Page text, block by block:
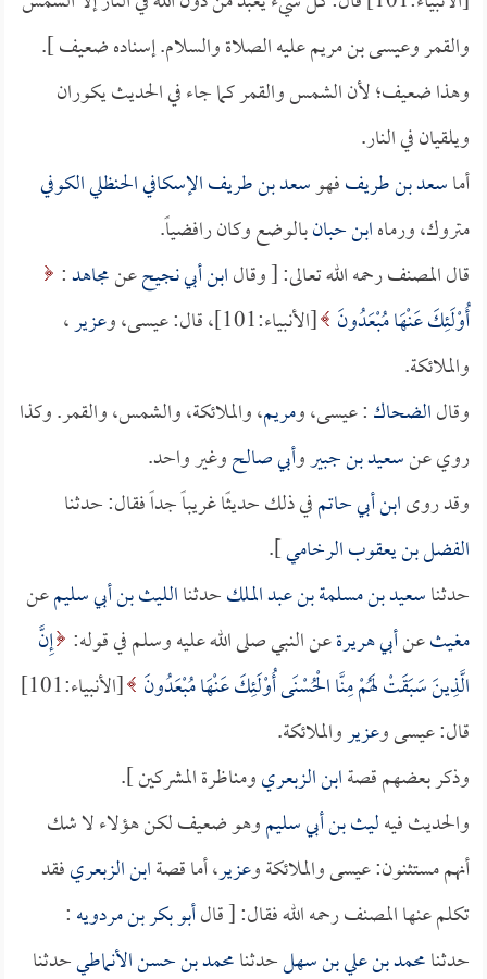
والقمر وعيسى بن مريم عليه الصلاة والسلام. إسناده ضعيف ].
وهذا ضعيف؛ لأن الشمس والقمر كما جاء في الحديث يكوران
ويلقيان في النار.
أماسعد بن طريففهوسعد بن طريف الإسكافي الحنظلي الكوفي
متروك، ورماهابن حبانبالوضع وكان رافضياً.
قال المصنف رحمه الله تعالى: [ وقالابن أبي نجيحعنمجاهد:
أُوْلَئِكَ عَنْهَا مُبْعَدُونَ [الأنبياء:101]، قال: عيسى، و عزير،
والملائكة.
وقالالضحاك: عيسى، ومريم، والملائكة، والشمس، والقمر. وكذا
روي عنسعيد بن جبيروأبي صالحوغير واحد.
وقد روىابن أبي حاتمفي ذلك حديثًا غريباً جداً فقال: حدثنا
الفضل بن يعقوب الرخامي].
حدثناسعيد بن مسلمة بن عبد الملكحدثناالليث بن أبي سليمعن
مغيثعنأبي هريرةعن النبي صلى الله عليه وسلم في قوله: إِنَّ
الَّذِينَ سَبَقَتْ لَهُمْ مِنَّا الْحُسْنَى أُوْلَئِكَ عَنْهَا مُبْعَدُونَ
[الأنبياء:101]
قال: عيسى وعزيروالملائكة.
وذكر بعضهم قصةابن الزبعريومناظرة المشركين ].
والحديث فيهليث بن أبي سليموهو ضعيف لكن هؤلاء لا شك
أنهم مستثنون: عيسى والملائكة وعزير، أما قصةابن الزبعريفقد
تكلم عنها المصنف رحمه الله فقال: [ قالأبو بكر بن مردويه:
حدثنامحمد بن علي بن سهلحدثنامحمد بن حسن الأنماطيحدثنا